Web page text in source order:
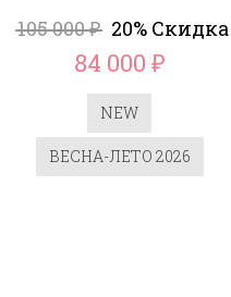
105 000₽ 20% Скидка
84 000 ₽
NEW
ВЕСНА-ЛЕТО 2026